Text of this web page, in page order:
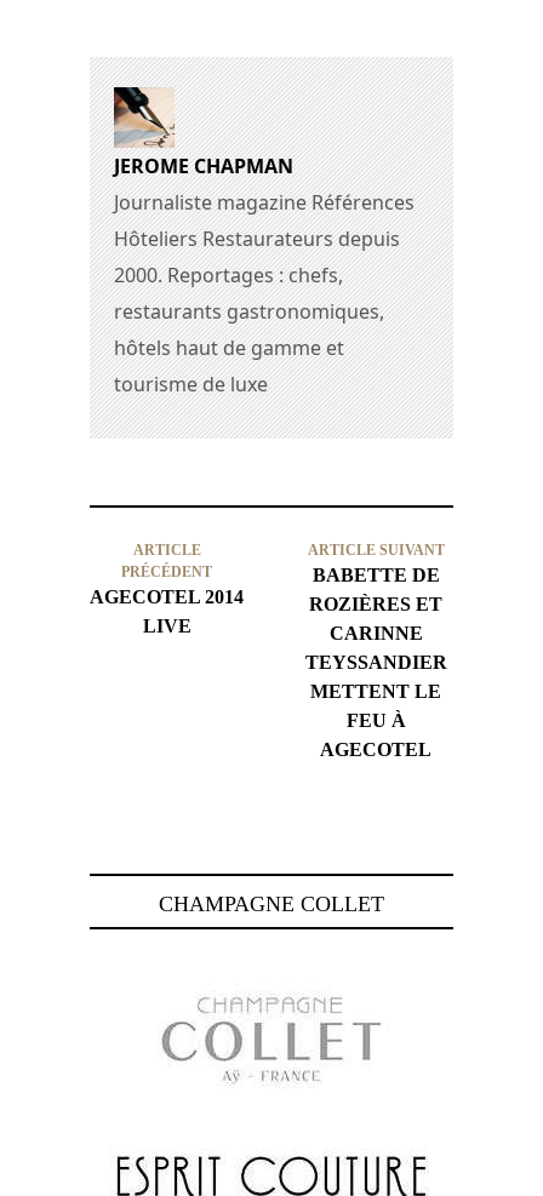
JEROME CHAPMAN
Journaliste magazine Références
Hôteliers Restaurateurs depuis
2000. Reportages : chefs,
restaurants gastronomiques,
hôtels haut de gamme et
tourisme de luxe
ARTICLE
PRÉCÉDENT
AGECOTEL 2014
LIVE
ARTICLE SUIVANT
BABETTE DE
ROZIÈRES ET
CARINNE
TEYSSANDIER
METTENT LE
FEU À
AGECOTEL
CHAMPAGNE COLLET